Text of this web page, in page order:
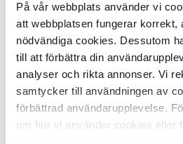
På vår webbplats använder vi
att webbplatsen fungerar korrekt,
nödvändiga cookies. Dessutom
till att förbättra din
analyser och rikta annonser. Vi
samtycker till användningen av
förbättrad användarupplevelse.
om hur vi använder cookies eller
LÄGG I VARUKORG
🥇 TOPPDESIGN 2026
BDV2645
Yta:
Material: Spånskiva
🥇
cm
Yta: